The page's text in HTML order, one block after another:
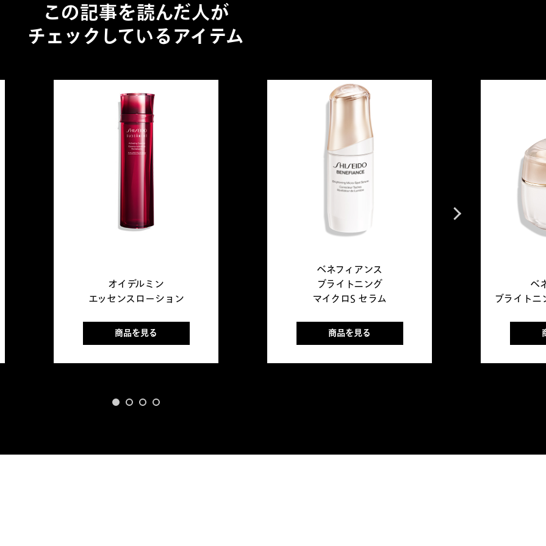
この記事を読んだ人が
チェックしているアイテム
オイデルミン
エッセンスローション
商品を見る
ベネフィアンス
ブライトニング
マイクロS セラム
商品を見る
ベ
ブライトニ